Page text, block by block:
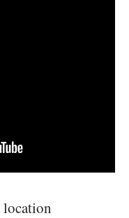
location